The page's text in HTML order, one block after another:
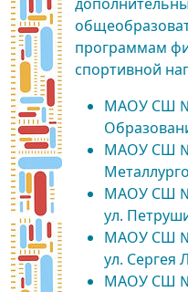
программам
спортивной
МАОУ СШ №
МАОУ СШ
МАОУ СШ
ул.
МАОУ СШ
ул. Сергея
МАОУ СШ №